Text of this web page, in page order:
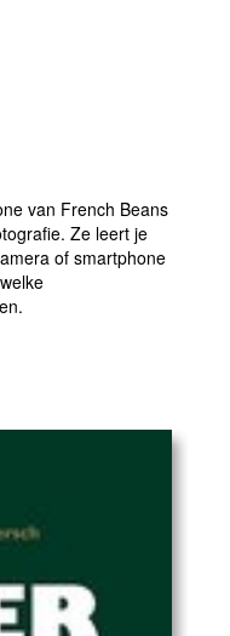
van French Beans
Ze leert je
of smartphone